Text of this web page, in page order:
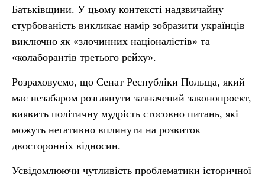
Батьківщини. У цьому контексті надзвичайну
стурбованість викликає намір зобразити українців
виключно як «злочинних націоналістів» та
«колаборантів третього рейху».
Розраховуємо, що Сенат Республіки Польща, який
має незабаром розглянути зазначений законопроект,
виявить політичну мудрість стосовно питань, які
можуть негативно вплинути на розвиток
двосторонніх відносин.
Усвідомлюючи чутливість проблематики історичної